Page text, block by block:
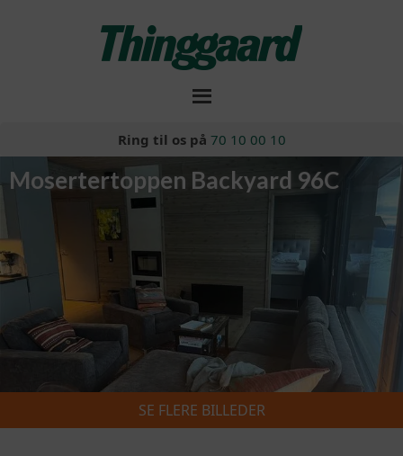
Ring til os på 70 10 00 10
Mosertertoppen Backyard 96C
SE FLERE BILLEDER
Mosertertoppen Backyard 96C